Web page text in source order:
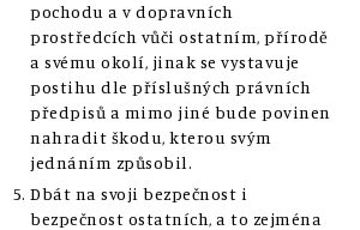
pochodu a v dopravních
prostředcích vůči ostatním, přírodě
a svému okolí, jinak se vystavuje
postihu dle příslušných právních
předpisů a mimo jiné bude povinen
nahradit škodu, kterou svým
jednáním způsobil.
Dbát na svoji bezpečnost i
bezpečnost ostatních, a to zejména